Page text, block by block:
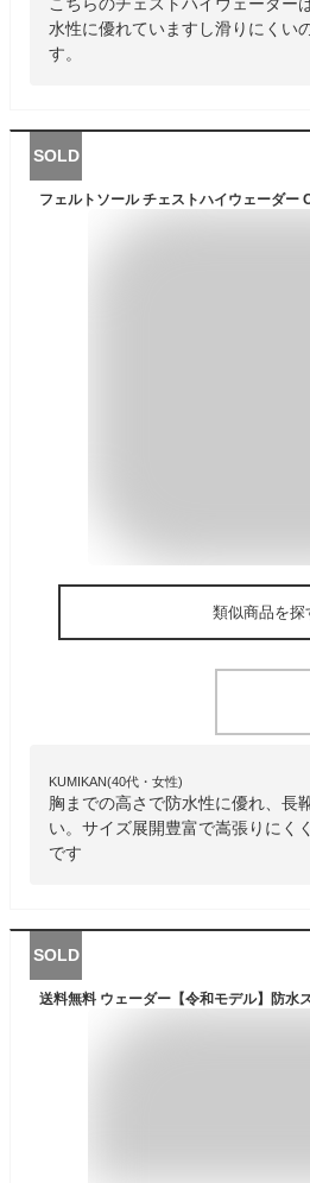
水性に優れていますし滑りにくい
す。
SOLD
類似商品を探
KUMIKAN(40代・女性)
胸までの高さで防水性に優れ、長
い。サイズ展開豊富で嵩張りにく
です
SOLD